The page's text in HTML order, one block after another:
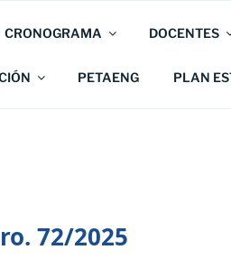
CRONOGRAMA DOCENTES
PETAENG PLAN
72/2025